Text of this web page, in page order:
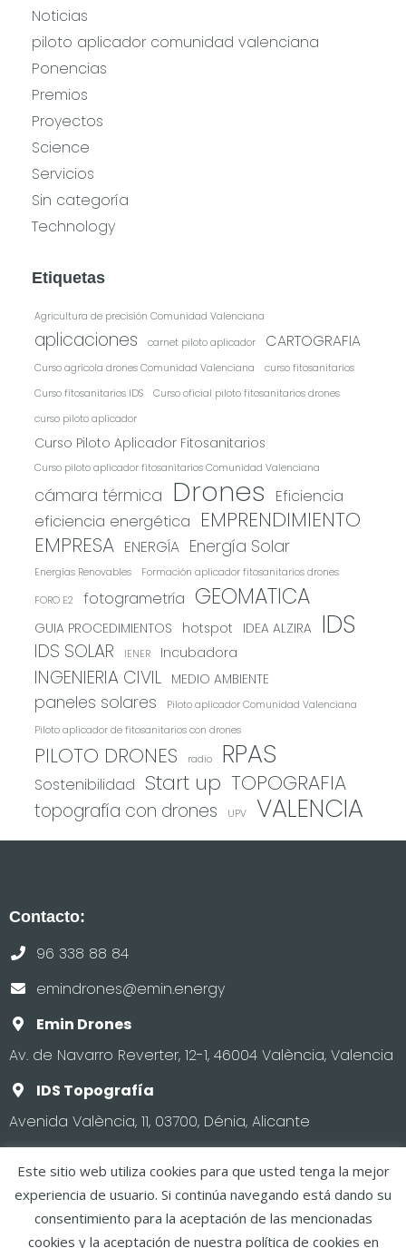
Noticias
piloto aplicador comunidad valenciana
Ponencias
Premios
Proyectos
Science
Servicios
Sin categoría
Technology
Etiquetas
Agricultura de precisión Comunidad Valenciana
aplicaciones carnet piloto aplicador CARTOGRAFIA
Curso agrícola drones Comunidad Valenciana
curso fitosanitarios
Curso fitosanitarios IDS
Curso oficial piloto fitosanitarios drones
curso piloto aplicador
Curso Piloto Aplicador Fitosanitarios
Curso piloto aplicador fitosanitarios Comunidad Valenciana
cámara térmica Drones
Eficiencia
eficiencia energética
EMPRENDIMIENTO
EMPRESA ENERGÍA Energía Solar
Energías Renovables Formación aplicador fitosanitarios drones
FORO E2 fotogrametría GEOMATICA
GUIA PROCEDIMIENTOS hotspot IDEA ALZIRA IDS
IDS SOLAR IENER Incubadora
INGENIERIA CIVIL MEDIO AMBIENTE
paneles solares
Piloto aplicador Comunidad Valenciana
Piloto aplicador de fitosanitarios con drones
PILOTO DRONES radio RPAS
Sostenibilidad Start up TOPOGRAFIA
topografía con drones UPV VALENCIA
Contacto:
96 338 88 84
emindrones@emin.energy
Emin Drones
Av. de Navarro Reverter, 12-1, 46004 València, Valencia
IDS Topografía
Avenida València, 11, 03700, Dénia, Alicante
Copyright IDS.Aviso legal y política de privacidad·
Este sitio web utiliza cookies para que usted tenga la mejor
experiencia de usuario. Si continúa navegando está dando su
consentimiento para la aceptación de las mencionadas
cookies y la aceptación de nuestra política de cookies en